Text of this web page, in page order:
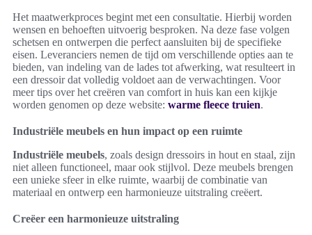
Het maatwerkproces begint met een consultatie. Hierbij worden
wensen en behoeften uitvoerig besproken. Na deze fase volgen
schetsen en ontwerpen die perfect aansluiten bij de specifieke
eisen. Leveranciers nemen de tijd om verschillende opties aan te
bieden, van indeling van de lades tot afwerking, wat resulteert in
een dressoir dat volledig voldoet aan de verwachtingen. Voor
meer tips over het creëren van comfort in huis kan een kijkje
worden genomen op deze website: warme fleece truien.
Industriële meubels en hun impact op een ruimte
Industriële meubels, zoals design dressoirs in hout en staal, zijn
niet alleen functioneel, maar ook stijlvol. Deze meubels brengen
een unieke sfeer in elke ruimte, waarbij de combinatie van
materiaal en ontwerp een harmonieuze uitstraling creëert.
Creëer een harmonieuze uitstraling